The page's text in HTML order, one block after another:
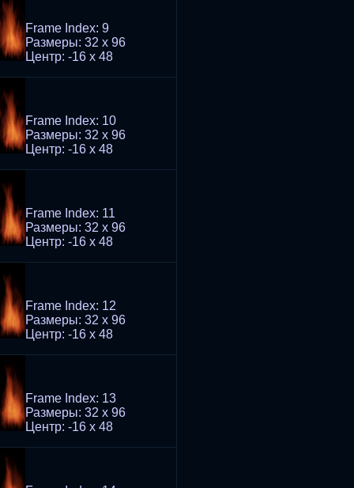
Frame Index: 9
Размеры: 32 x 96
Центр: -16 x 48
Frame Index: 10
Размеры: 32 x 96
Центр: -16 x 48
Frame Index: 11
Размеры: 32 x 96
Центр: -16 x 48
Frame Index: 12
Размеры: 32 x 96
Центр: -16 x 48
Frame Index: 13
Размеры: 32 x 96
Центр: -16 x 48